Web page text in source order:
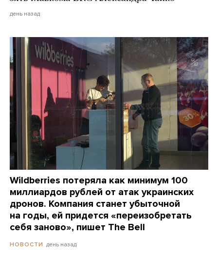
день назад
Wildberries потеряла как минимум 100
миллиардов рублей от атак украинских
дронов. Компания станет убыточной
на годы, ей придется «переизобретать
себя заново», пишет The Bell
НОВОСТИ день назад